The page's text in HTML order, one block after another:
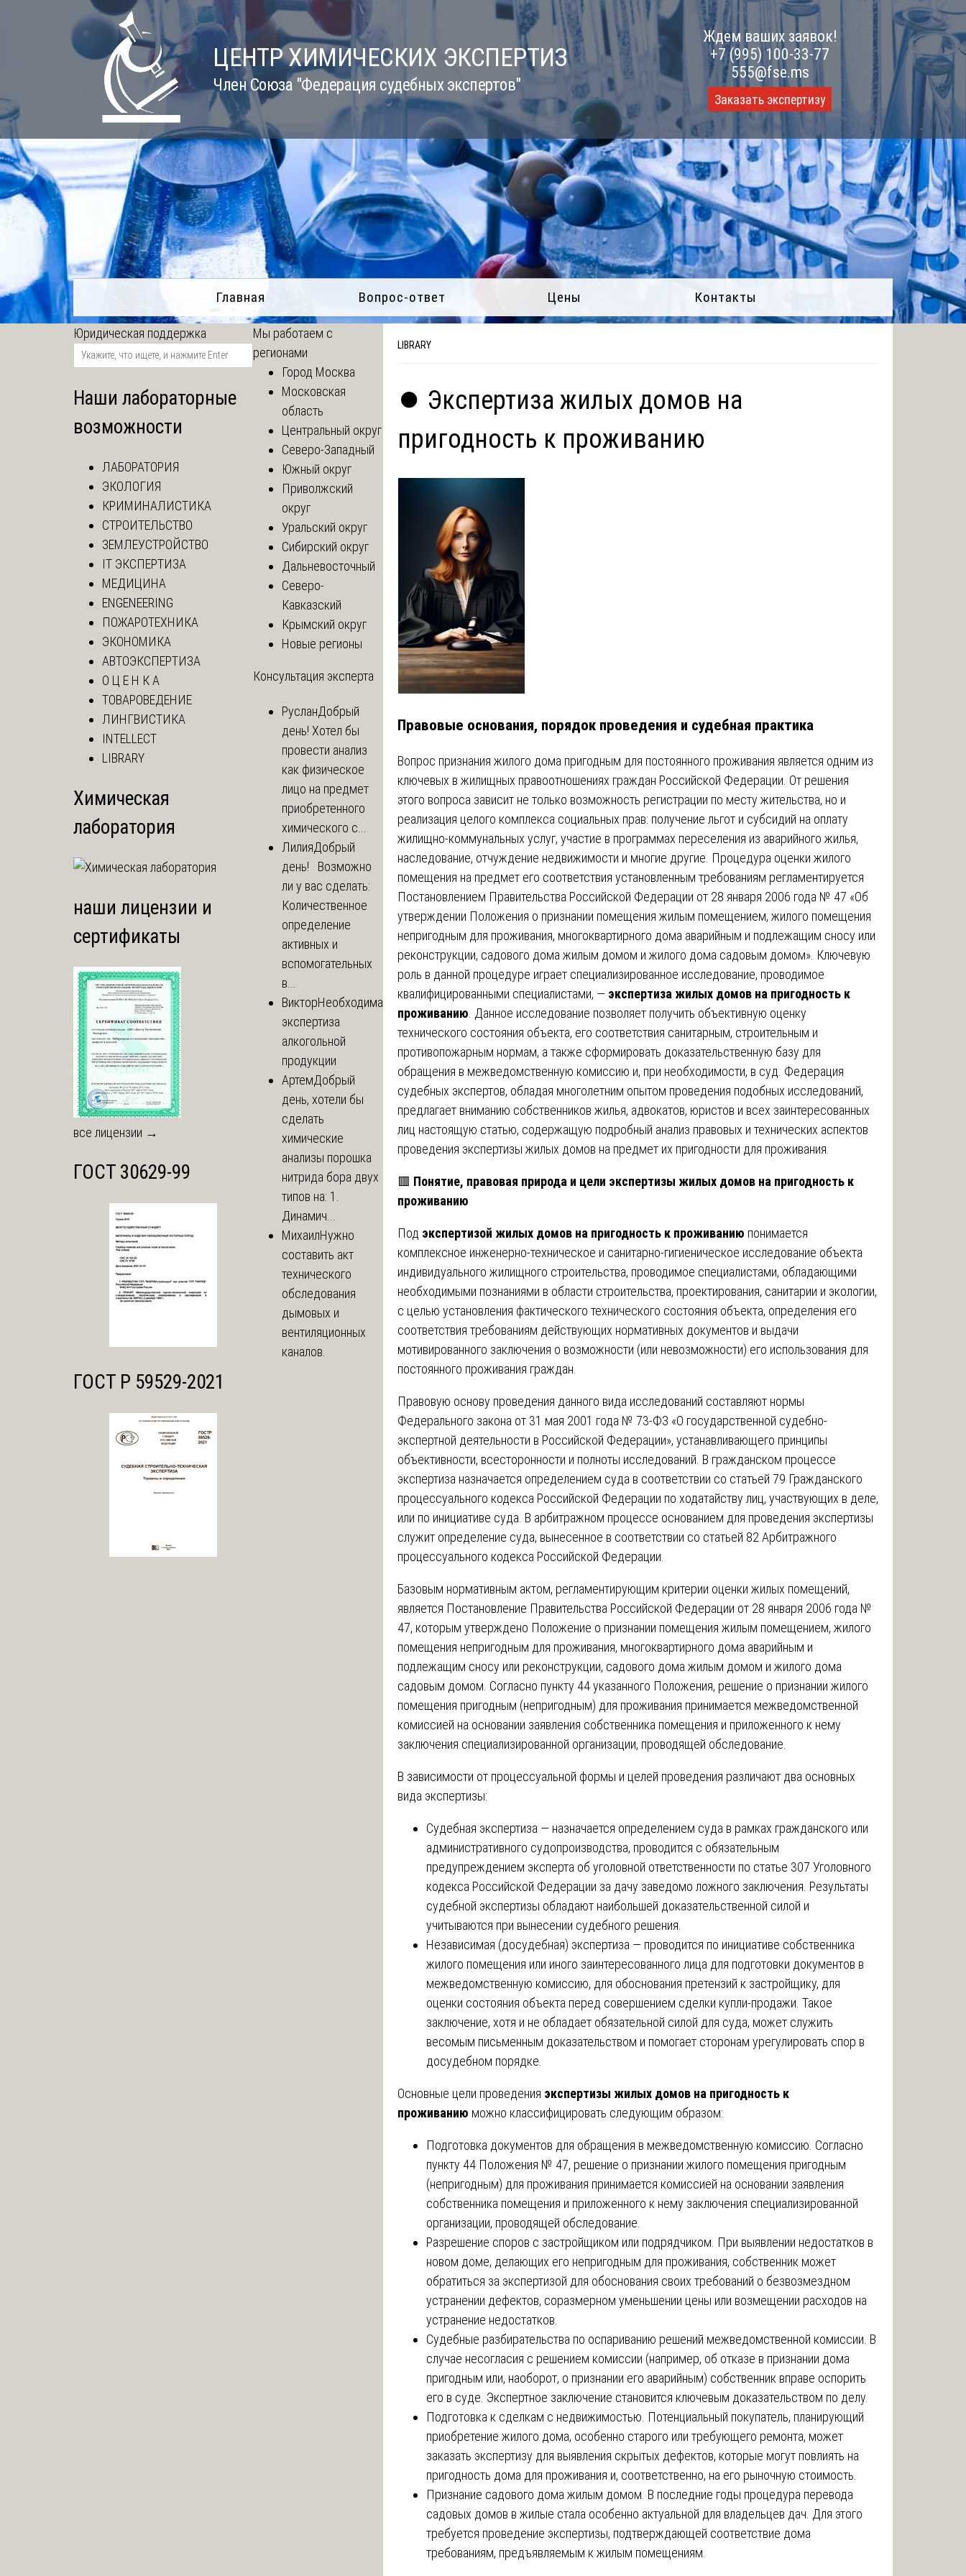
ЦЕНТР ХИМИЧЕСКИХ ЭКСПЕРТИЗ
Член Союза "Федерация судебных экспертов"
Ждем ваших заявок!
+7 (995) 100-33-77
555@fse.ms
Заказать экспертизу
Главная Вопрос-ответ Цены Контакты
LIBRARY
⏺️ Экспертиза жилых домов на
пригодность к проживанию
Правовые основания, порядок проведения и судебная практика
Вопрос признания жилого дома пригодным для постоянного проживания является одним из
ключевых в жилищных правоотношениях граждан Российской Федерации. От решения
этого вопроса зависит не только возможность регистрации по месту жительства, но и
реализация целого комплекса социальных прав: получение льгот и субсидий на оплату
жилищно-коммунальных услуг, участие в программах переселения из аварийного жилья,
наследование, отчуждение недвижимости и многие другие. Процедура оценки жилого
помещения на предмет его соответствия установленным требованиям регламентируется
Постановлением Правительства Российской Федерации от 28 января 2006 года № 47 «Об
утверждении Положения о признании помещения жилым помещением, жилого помещения
непригодным для проживания, многоквартирного дома аварийным и подлежащим сносу или
реконструкции, садового дома жилым домом и жилого дома садовым домом». Ключевую
роль в данной процедуре играет специализированное исследование, проводимое
квалифицированными специалистами, — экспертиза жилых домов на пригодность к
проживанию. Данное исследование позволяет получить объективную оценку
технического состояния объекта, его соответствия санитарным, строительным и
противопожарным нормам, а также сформировать доказательственную базу для
обращения в межведомственную комиссию и, при необходимости, в суд. Федерация
судебных экспертов, обладая многолетним опытом проведения подобных исследований,
предлагает вниманию собственников жилья, адвокатов, юристов и всех заинтересованных
лиц настоящую статью, содержащую подробный анализ правовых и технических аспектов
проведения экспертизы жилых домов на предмет их пригодности для проживания.
🟥 Понятие, правовая природа и цели экспертизы жилых домов на пригодность к
проживанию
Под экспертизой жилых домов на пригодность к проживанию понимается
комплексное инженерно-техническое и санитарно-гигиеническое исследование объекта
индивидуального жилищного строительства, проводимое специалистами, обладающими
необходимыми познаниями в области строительства, проектирования, санитарии и экологии,
с целью установления фактического технического состояния объекта, определения его
соответствия требованиям действующих нормативных документов и выдачи
мотивированного заключения о возможности (или невозможности) его использования для
постоянного проживания граждан.
Правовую основу проведения данного вида исследований составляют нормы
Федерального закона от 31 мая 2001 года № 73-ФЗ «О государственной судебно-
экспертной деятельности в Российской Федерации», устанавливающего принципы
объективности, всесторонности и полноты исследований. В гражданском процессе
экспертиза назначается определением суда в соответствии со статьей 79 Гражданского
процессуального кодекса Российской Федерации по ходатайству лиц, участвующих в деле,
или по инициативе суда. В арбитражном процессе основанием для проведения экспертизы
служит определение суда, вынесенное в соответствии со статьей 82 Арбитражного
процессуального кодекса Российской Федерации.
Базовым нормативным актом, регламентирующим критерии оценки жилых помещений,
является Постановление Правительства Российской Федерации от 28 января 2006 года №
47, которым утверждено Положение о признании помещения жилым помещением, жилого
помещения непригодным для проживания, многоквартирного дома аварийным и
подлежащим сносу или реконструкции, садового дома жилым домом и жилого дома
садовым домом. Согласно пункту 44 указанного Положения, решение о признании жилого
помещения пригодным (непригодным) для проживания принимается межведомственной
комиссией на основании заявления собственника помещения и приложенного к нему
заключения специализированной организации, проводящей обследование.
В зависимости от процессуальной формы и целей проведения различают два основных
вида экспертизы:
Судебная экспертиза — назначается определением суда в рамках гражданского или
административного судопроизводства, проводится с обязательным
предупреждением эксперта об уголовной ответственности по статье 307 Уголовного
кодекса Российской Федерации за дачу заведомо ложного заключения. Результаты
судебной экспертизы обладают наибольшей доказательственной силой и
учитываются при вынесении судебного решения.
Независимая (досудебная) экспертиза — проводится по инициативе собственника
жилого помещения или иного заинтересованного лица для подготовки документов в
межведомственную комиссию, для обоснования претензий к застройщику, для
оценки состояния объекта перед совершением сделки купли-продажи. Такое
заключение, хотя и не обладает обязательной силой для суда, может служить
весомым письменным доказательством и помогает сторонам урегулировать спор в
досудебном порядке.
Основные цели проведения экспертизы жилых домов на пригодность к
проживанию можно классифицировать следующим образом:
Подготовка документов для обращения в межведомственную комиссию. Согласно
пункту 44 Положения № 47, решение о признании жилого помещения пригодным
(непригодным) для проживания принимается комиссией на основании заявления
собственника помещения и приложенного к нему заключения специализированной
организации, проводящей обследование.
Разрешение споров с застройщиком или подрядчиком. При выявлении недостатков в
новом доме, делающих его непригодным для проживания, собственник может
обратиться за экспертизой для обоснования своих требований о безвозмездном
устранении дефектов, соразмерном уменьшении цены или возмещении расходов на
устранение недостатков.
Судебные разбирательства по оспариванию решений межведомственной комиссии. В
случае несогласия с решением комиссии (например, об отказе в признании дома
пригодным или, наоборот, о признании его аварийным) собственник вправе оспорить
его в суде. Экспертное заключение становится ключевым доказательством по делу.
Подготовка к сделкам с недвижимостью. Потенциальный покупатель, планирующий
приобретение жилого дома, особенно старого или требующего ремонта, может
заказать экспертизу для выявления скрытых дефектов, которые могут повлиять на
пригодность дома для проживания и, соответственно, на его рыночную стоимость.
Признание садового дома жилым домом. В последние годы процедура перевода
садовых домов в жилые стала особенно актуальной для владельцев дач. Для этого
требуется проведение экспертизы, подтверждающей соответствие дома
требованиям, предъявляемым к жилым помещениям.
Юридическая поддержка
Наши лабораторные
возможности
ЛАБОРАТОРИЯ
ЭКОЛОГИЯ
КРИМИНАЛИСТИКА
СТРОИТЕЛЬСТВО
ЗЕМЛЕУСТРОЙСТВО
IT ЭКСПЕРТИЗА
МЕДИЦИНА
ENGENEERING
ПОЖАРОТЕХНИКА
ЭКОНОМИКА
АВТОЭКСПЕРТИЗА
О Ц Е Н К А
ТОВАРОВЕДЕНИЕ
ЛИНГВИСТИКА
INTELLECT
LIBRARY
Химическая
лаборатория
наши лицензии и
сертификаты
все лицензии →
ГОСТ 30629-99
ГОСТ Р 59529-2021
Мы работаем с
регионами
Город Москва
Московская
область
Центральный округ
Северо-Западный
Южный округ
Приволжский
округ
Уральский округ
Сибирский округ
Дальневосточный
Северо-
Кавказский
Крымский округ
Новые регионы
Консультация эксперта
РусланДобрый
день! Хотел бы
провести анализ
как физическое
лицо на предмет
приобретенного
химического с...
ЛилияДобрый
день! Возможно
ли у вас сделать:
Количественное
определение
активных и
вспомогательных
в...
ВикторНеобходима
экспертиза
алкогольной
продукции
АртемДобрый
день, хотели бы
сделать
химические
анализы порошка
нитрида бора двух
типов на: 1.
Динамич...
МихаилНужно
составить акт
технического
обследования
дымовых и
вентиляционных
каналов.